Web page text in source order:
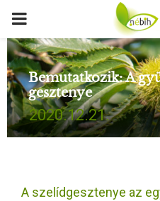
P
R
I
M
Bemutatkozik: A
gesztenye
2020.12.21.
A szelídgesztenye az